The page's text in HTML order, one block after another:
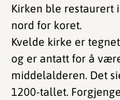
Kirken ble restaurert
nord for koret.
Kvelde kirke er
og er antatt for å
middelalderen. Det
1200-tallet.